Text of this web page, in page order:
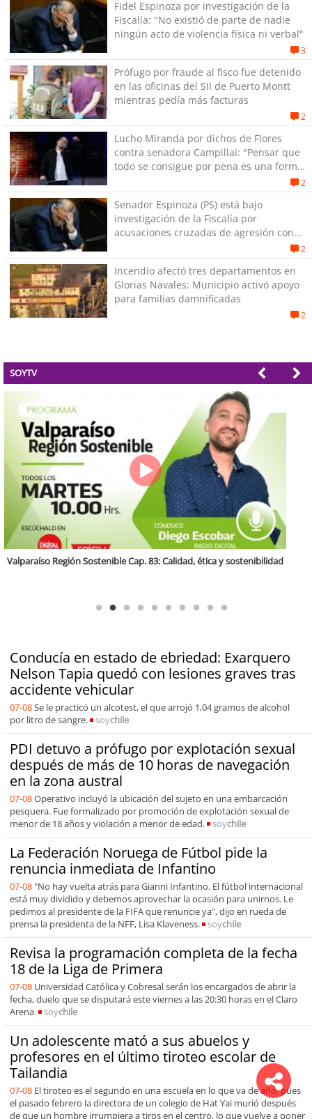
Fidel Espinoza por investigación de la
Fiscalía: "No existió de parte de nadie
ningún acto de violencia física ni verbal"
3
Prófugo por fraude al fisco fue detenido
en las oficinas del SII de Puerto Montt
mientras pedía más facturas
2
Lucho Miranda por dichos de Flores
contra senadora Campillai: "Pensar que
todo se consigue por pena es una forma
2
Senador Espinoza (PS) está bajo
investigación de la Fiscalía por
acusaciones cruzadas de agresión con
2
Incendio afectó tres departamentos en
Glorias Navales: Municipio activó apoyo
para familias damnificadas
2
SOYTV
Conducía en estado de ebriedad: Exarquero
Nelson Tapia quedó con lesiones graves tras
accidente vehicular
07-08Se le practicó un alcotest, el que arrojó 1,04 gramos de alcohol
por litro de sangre.
soychile
PDI detuvo a prófugo por explotación sexual
después de más de 10 horas de navegación
en la zona austral
07-08Operativo incluyó la ubicación del sujeto en una embarcación
pesquera. Fue formalizado por promoción de explotación sexual de
menor de 18 años y violación a menor de edad.
soychile
La Federación Noruega de Fútbol pide la
renuncia inmediata de Infantino
07-08 "No hay vuelta atrás para Gianni Infantino. El fútbol internacional
está muy dividido y debemos aprovechar la ocasión para unirnos. Le
pedimos al presidente de la FIFA que renuncie ya", dijo en rueda de
prensa la presidenta de la NFF, Lisa Klaveness.
soychile
Revisa la programación completa de la fecha
18 de la Liga de Primera
07-08 Universidad Católica y Cobresal serán los encargados de abrir la
fecha, duelo que se disputará este viernes a las 20:30 horas en el Claro
Arena.
soychile
Un adolescente mató a sus abuelos y
profesores en el último tiroteo escolar de
Tailandia
07-08 El tiroteo es el segundo en una escuela en lo que va de año, pues
el pasado febrero la directora de un colegio de Hat Yai murió después
de que un hombre irrumpiera a tiros en el centro, lo que vuelve a poner